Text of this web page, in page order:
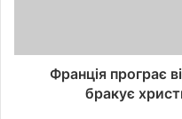
Франція програє
бракує